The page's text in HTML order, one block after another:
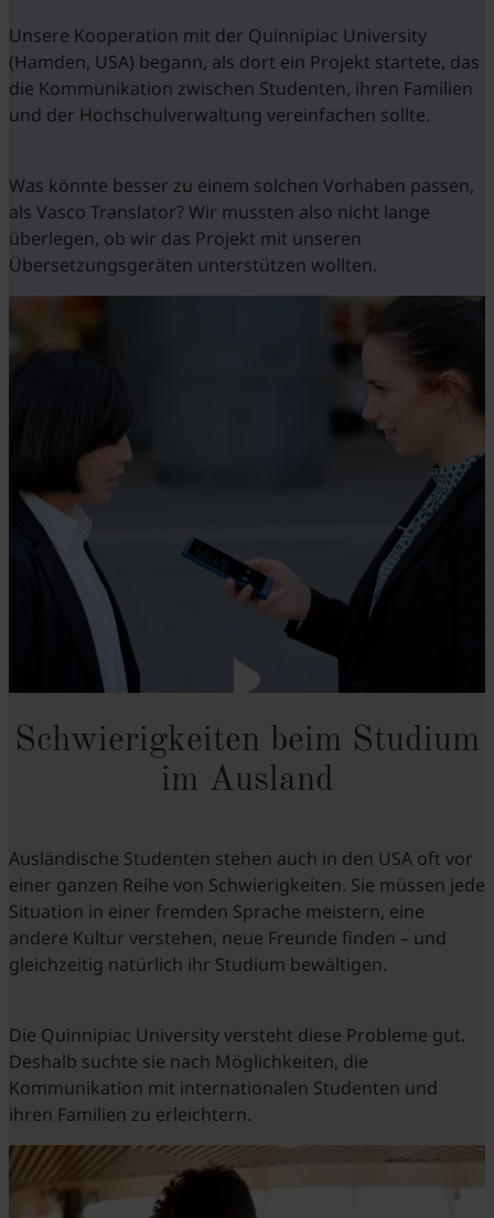
Unsere Kooperation mit der Quinnipiac University
(Hamden, USA) begann, als dort ein Projekt startete, das
die Kommunikation zwischen Studenten, ihren Familien
und der Hochschulverwaltung vereinfachen sollte.
Was könnte besser zu einem solchen Vorhaben passen,
als Vasco Translator? Wir mussten also nicht lange
überlegen, ob wir das Projekt mit unseren
Übersetzungsgeräten unterstützen wollten.
Schwierigkeiten beim Studium
im Ausland
Ausländische Studenten stehen auch in den USA oft vor
einer ganzen Reihe von Schwierigkeiten. Sie müssen jede
Situation in einer fremden Sprache meistern, eine
andere Kultur verstehen, neue Freunde finden – und
gleichzeitig natürlich ihr Studium bewältigen.
Die Quinnipiac University versteht diese Probleme gut.
Deshalb suchte sie nach Möglichkeiten, die
Kommunikation mit internationalen Studenten und
ihren Familien zu erleichtern.